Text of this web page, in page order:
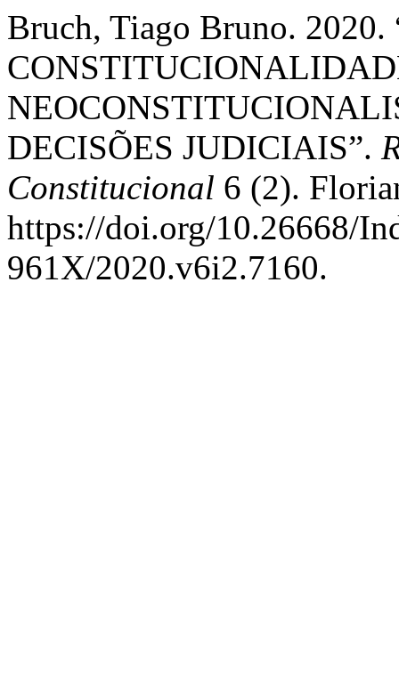
Bruch, Tiago Bruno.
DECISÕES JUDICIAIS”.
Constitucional 6 (2).
https://doi.org/10.26668/
961X/2020.v6i2.7160.